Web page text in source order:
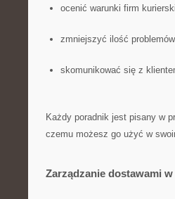
ocenić warunki firm
zmniejszyć ilość
skomunikować się z
Każdy poradnik jest pisany w
czemu możesz go użyć w
Zarządzanie dostawami